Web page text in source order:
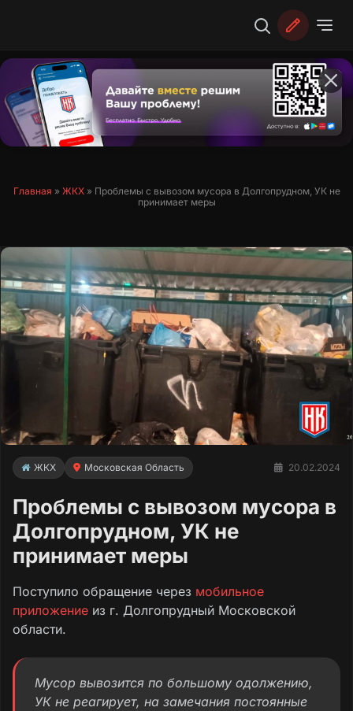
Главная » ЖКХ» Проблемы с вывозом мусора в Долгопрудном, УК не
принимает меры
ЖКХ Московская Область 20.02.2024
Проблемы с вывозом мусора в
Долгопрудном, УК не
принимает меры
Поступило обращение через мобильное
приложение из г. Долгопрудный Московской
области.
Мусор вывозится по большому одолжению,
УК не реагирует, на замечания постоянные